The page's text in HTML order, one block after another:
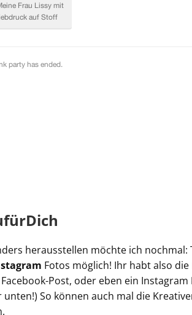
herausstellen möchte ich
Fotos möglich! Ihr habt also
Post, oder eben ein
unten!) So können auch mal die